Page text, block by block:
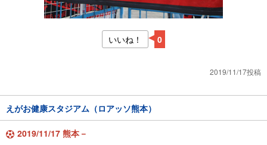
いいね！ 0
2019/11/17投稿
えがお健康スタジアム（ロアッソ熊本）
2019/11/17 熊本－